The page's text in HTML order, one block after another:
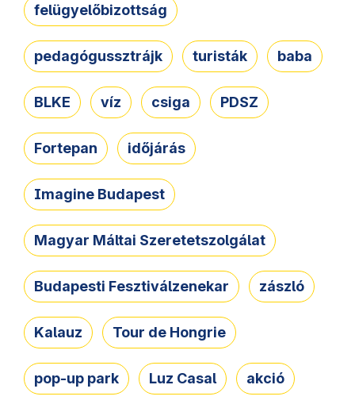
felügyelőbizottság
pedagógussztrájk turisták baba
BLKE víz csiga PDSZ
Fortepan időjárás
Imagine Budapest
Magyar Máltai Szeretetszolgálat
Budapesti Fesztiválzenekar zászló
Kalauz Tour de Hongrie
pop-up park Luz Casal akció